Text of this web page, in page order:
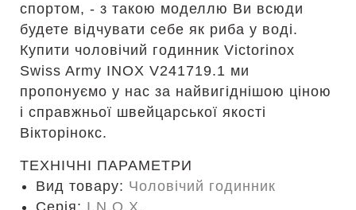
спортом, - з такою моделлю Ви всюди
будете відчувати себе як риба у воді.
Купити чоловічий годинник Victorinox
Swiss Army INOX V241719.1 ми
пропонуємо у нас за найвигіднішою ціною
і справжньої швейцарської якості
Вікторінокс.
ТЕХНІЧНІ ПАРАМЕТРИ
Вид товару: Чоловічий годинник
Серія: I.N.O.X.